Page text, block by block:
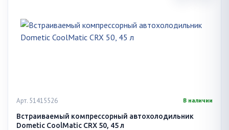
Арт. 51415526 В наличии
Встраиваемый компрессорный автохолодильник
Dometic CoolMatic CRX 50, 45 л